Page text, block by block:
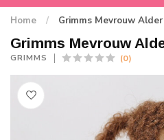
Home / Grimms Mevrouw Alder
Grimms Mevrouw
GRIMMS (0)